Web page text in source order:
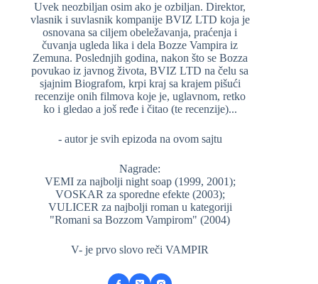
Uvek neozbiljan osim ako je ozbiljan. Direktor,
vlasnik i suvlasnik kompanije BVIZ LTD koja je
osnovana sa ciljem obeležavanja, praćenja i
čuvanja ugleda lika i dela Bozze Vampira iz
Zemuna. Poslednjih godina, nakon što se Bozza
povukao iz javnog života, BVIZ LTD na čelu sa
sjajnim Biografom, krpi kraj sa krajem pišući
recenzije onih filmova koje je, uglavnom, retko
ko i gledao a još ređe i čitao (te recenzije)...
- autor je svih epizoda na ovom sajtu
Nagrade:
VEMI za najbolji night soap (1999, 2001);
VOSKAR za sporedne efekte (2003);
VULICER za najbolji roman u kategoriji
"Romani sa Bozzom Vampirom" (2004)
V- je prvo slovo reči VAMPIR